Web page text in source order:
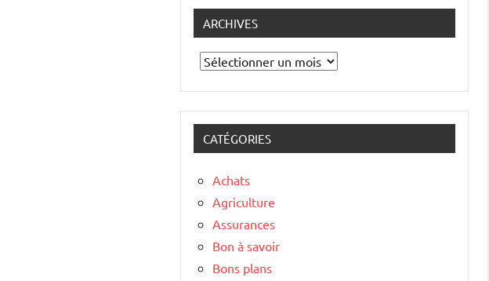
ARCHIVES
Archives
CATÉGORIES
Achats
Agriculture
Assurances
Bon à savoir
Bons plans